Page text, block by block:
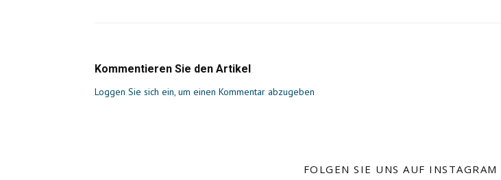
Kommentieren Sie den Artikel
Loggen Sie sich ein, um einen Kommentar abzugeben
FOLGEN SIE UNS AUF INSTAGRAM